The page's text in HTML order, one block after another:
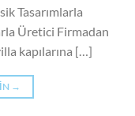
Tasarımlarla
Üretici Firmadan
kapılarına […]
→